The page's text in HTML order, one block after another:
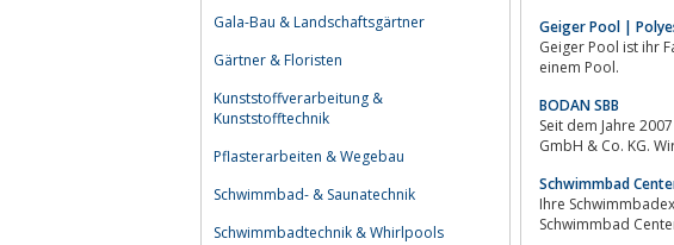
Gala-Bau & Landschaftsgärtner
Gärtner & Floristen
Kunststoffverarbeitung &
Kunststofftechnik
Pflasterarbeiten & Wegebau
Schwimmbad- & Saunatechnik
Schwimmbadtechnik & Whirlpools
Geiger Pool |
Geiger Pool ist ihr
einem Pool.
BODAN SBB
Seit dem Jahre
GmbH & Co. KG.
Schwimmbad
Ihre Schwimmbadexperten für Poolbau, Whirlpools,
Schwimmbad